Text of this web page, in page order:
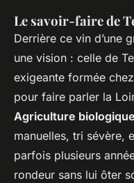
Le savoir-faire de
Derrière ce vin d’une
une vision : celle de
exigeante formée
pour faire parler la
Agriculture biologique
manuelles, tri sévère,
parfois plusieurs
rondeur sans lui ôter